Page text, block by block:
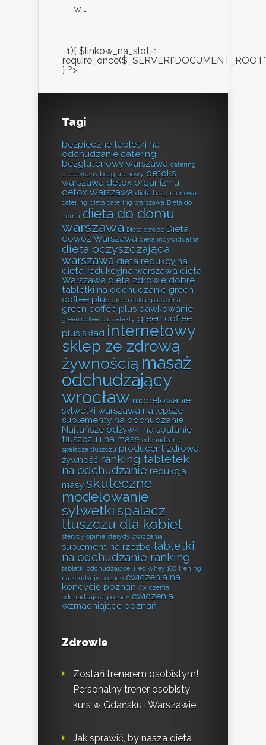
w …
=1){ $linkow_na_slot=1;
} ?>
Tagi
bezpieczne tabletki na
odchudzanie catering
bezglutenowy warszawa catering
dietetyczny bezglutenowy detoks
warszawa detox organizmu
detox Warszawa dieta bezglutenowa
catering dieta catering warszawa Dieta do
domu dieta do domu
warszawa Dieta dowóz Dieta
dowóz Warszawa dieta indywidualna
dieta oczyszczająca
warszawa dieta redukcyjna
dieta redukcyjna warszawa dieta
Warszawa dieta zdrowie dobre
tabletki na odchudzanie green
coffee plus green coffee plus cena
green coffee plus dawkowanie
green coffee plus efekty green coffee
plus skład internetowy
sklep ze zdrową
żywnością masaż
odchudzający
wrocław modelowanie
sylwetki warszawa najlepsze
suplementy na odchudzanie
Najtańsze odżywki na spalanie
tłuszczu i na masę odchudzanie
spalacze tłuszczu producent zdrowa
żywność ranking tabletek
na odchudzanie redukcja
masy skuteczne
modelowanie
sylwetkispalacz
tłuszczu dla kobiet
sterydy opinie sterydy ćwiczenia
suplement na rzeźbę tabletki
na odchudzanie ranking
tabletki odchudzające Trec Whey 100 trening
na kondycję poznań ćwiczenia na
kondycję poznań ćwiczenia
odchudzające poznań ćwiczenia
wzmacniające poznań
Zdrowie
Zostań trenerem osobistym!
Personalny trener osobisty
kurs w Gdańsku i Warszawie
Jak sprawić, by nasza dieta